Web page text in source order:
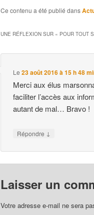
Ce contenu a été publié dans
UNE RÉFLEXION SUR « POUR TOUT
Le23 août 2016 à 15 h 48
Merci aux élus
faciliter l’accès aux
autant de mal… Bravo !
Répondre ↓
Laisser un
Votre adresse e-mail ne sera